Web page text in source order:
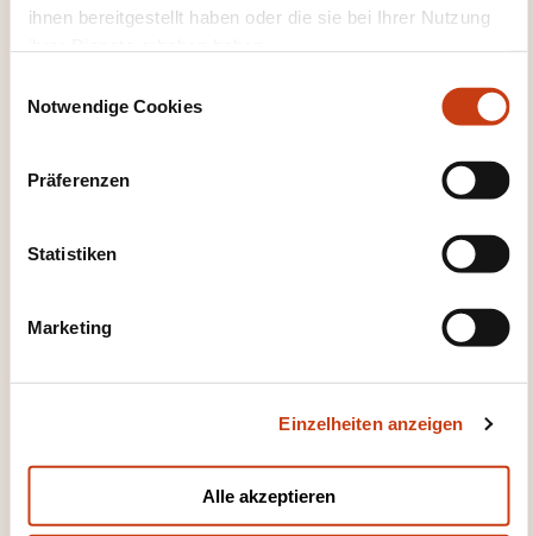
ihnen bereitgestellt haben oder die sie bei Ihrer Nutzung
Notwendige Cookies
Präferenzen
Statistiken
Marketing
Einzelheiten anzeigen
Alle akzeptieren
08.12.2026
08.12.2026
FR